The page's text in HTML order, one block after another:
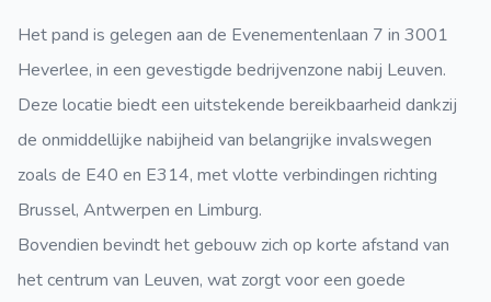
Het pand is gelegen aan de Evenementenlaan 7 in 3001
Heverlee, in een gevestigde bedrijvenzone nabij Leuven.
Deze locatie biedt een uitstekende bereikbaarheid dankzij
de onmiddellijke nabijheid van belangrijke invalswegen
zoals de E40 en E314, met vlotte verbindingen richting
Brussel, Antwerpen en Limburg.
Bovendien bevindt het gebouw zich op korte afstand van
het centrum van Leuven, wat zorgt voor een goede